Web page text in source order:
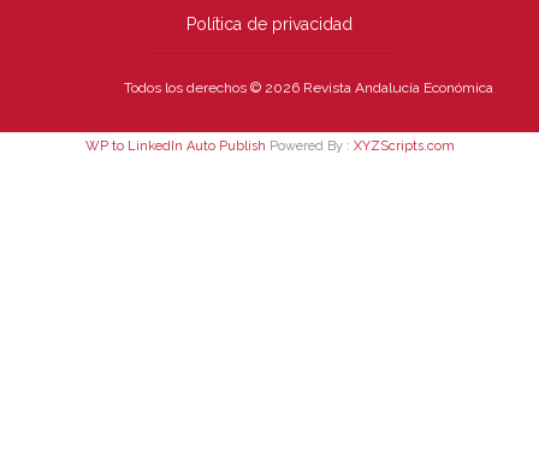
Política de privacidad
Todos los derechos © 2026 Revista Andalucía Económica
WP to LinkedIn Auto Publish Powered By : XYZScripts.com